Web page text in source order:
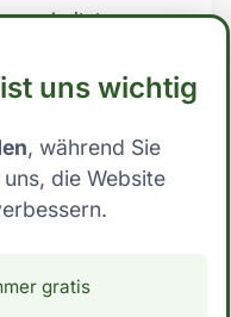
an Nährstoffen
nur 0.4 Gramm
Anteil fällt
die Kategorie
die ihre
uns wichtig
, während Sie
die Website
gratis